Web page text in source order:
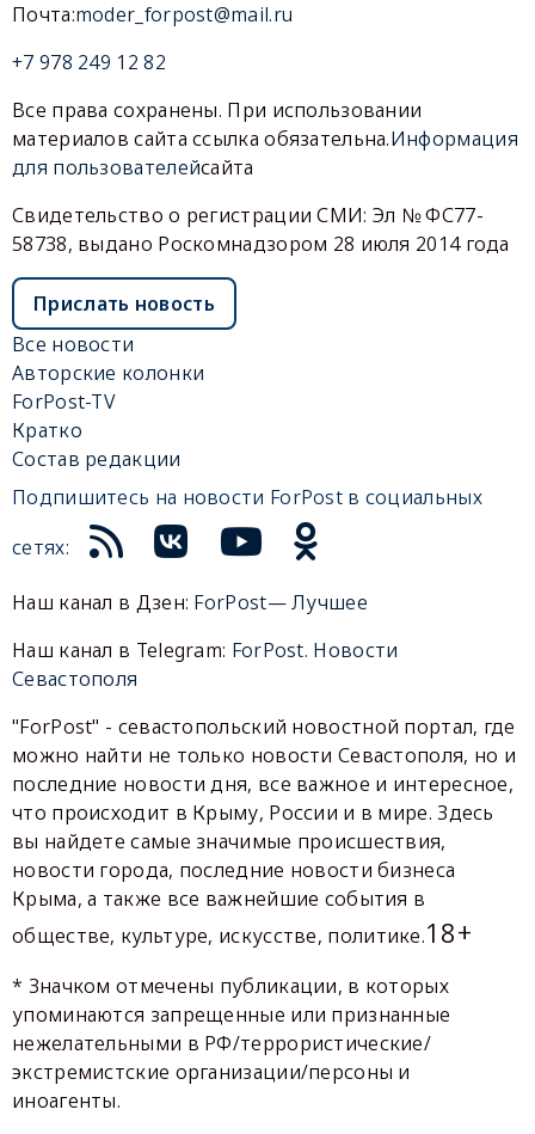
Почта:moder_forpost@mail.ru
+7 978 249 12 82
Все права сохранены. При использовании
материалов сайта ссылка обязательна.Информация
для пользователейсайта
Свидетельство о регистрации СМИ: Эл № ФС77-
58738, выдано Роскомнадзором 28 июля 2014 года
Прислать новость
Все новости
Авторские колонки
ForPost-TV
Кратко
Состав редакции
Подпишитесь на новости ForPost в социальных
сетях:
Наш канал в Дзен: ForPost— Лучшее
Наш канал в Telegram: ForPost. Новости
Севастополя
"ForPost" - севастопольский новостной портал, где
можно найти не только новости Севастополя, но и
последние новости дня, все важное и интересное,
что происходит в Крыму, России и в мире. Здесь
вы найдете самые значимые происшествия,
новости города, последние новости бизнеса
Крыма, а также все важнейшие события в
обществе, культуре, искусстве, политике.18+
* Значком отмечены публикации, в которых
упоминаются запрещенные или признанные
нежелательными в РФ/террористические/
экстремистские организации/персоны и
иноагенты.